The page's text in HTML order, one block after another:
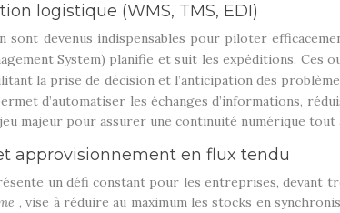
logistique (WMS, TMS, EDI)
sont devenus indispensables pour piloter
System) planifie et suit les expéditions. Ces
la prise de décision et l’anticipation des
d’automatiser les échanges d’informations,
majeur pour assurer une continuité numérique tout
approvisionnement en flux tendu
un défi constant pour les entreprises, devant
, vise à réduire au maximum les stocks en